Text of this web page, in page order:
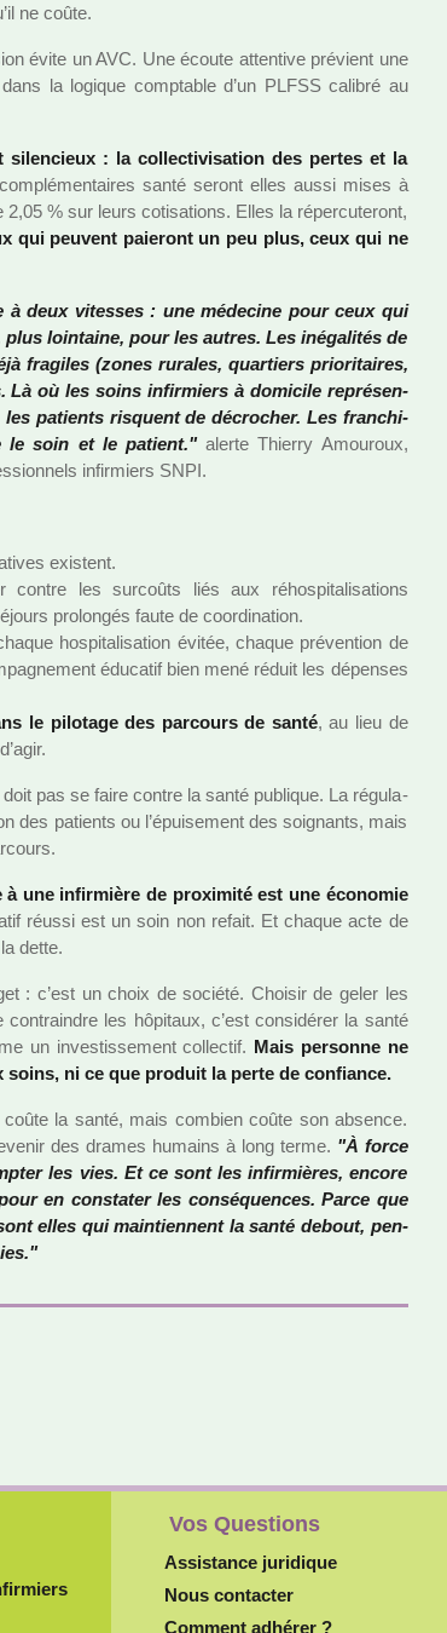
ne coûte.
évite un AVC. Une écoute atten­tive pré­vient une
la logi­que comp­ta­ble d’un PLFSS cali­bré au
silen­cieux : la col­lec­ti­vi­sa­tion des pertes et la
santé seront elles aussi mises à
% sur leurs coti­sa­tions. Elles la réper­cu­te­ront,
qui peu­vent paie­ront un peu plus, ceux qui ne
à deux vites­ses : une méde­cine pour ceux qui
loin­taine, pour les autres. Les iné­ga­li­tés de
fra­gi­les (zones rura­les, quar­tiers prio­ri­tai­res,
Là où les soins infir­miers à domi­cile repré­sen­
patients ris­quent de décro­cher. Les fran­chi­
le soin et le patient." alerte Thierry Amouroux,
infir­miers SNPI.
exis­tent.
les sur­coûts liés aux réhos­pi­ta­li­sa­tions
pro­lon­gés faute de coor­di­na­tion.
hos­pi­ta­li­sa­tion évitée, chaque pré­ven­tion de
éducatif bien mené réduit les dépen­ses
le pilo­tage des par­cours de santé, au lieu de
pas se faire contre la santé publi­que. La régu­la­
des patients ou l’épuisement des soi­gnants, mais
une infir­mière de proxi­mité est une économie
réussi est un soin non refait. Et chaque acte de
dette.
: c’est un choix de société. Choisir de geler les
les hôpi­taux, c’est consi­dé­rer la santé
un inves­tis­se­ment col­lec­tif. Mais per­sonne ne
ni ce que pro­duit la perte de confiance.
la santé, mais com­bien coûte son absence.
des drames humains à long terme. "À force
les vies. Et ce sont les infir­miè­res, encore
en cons­ta­ter les consé­quen­ces. Parce que
elles qui main­tien­nent la santé debout, pen­
Vos Questions
Assistance juridique
Nous contacter
Comment adhérer ?